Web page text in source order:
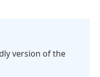
version of the